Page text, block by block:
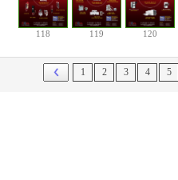
118 119 120
1 2 3 4 5